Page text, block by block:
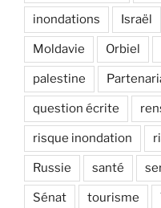
inondations Israël
Moldavie Orbiel
palestine
question écrite
risque inondation
Russie santé
Sénat tourisme